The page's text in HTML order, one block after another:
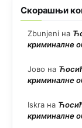
Скорашњи
Zbunjeni на
криминалне
Јово на
криминалне
Iskra на
криминалне